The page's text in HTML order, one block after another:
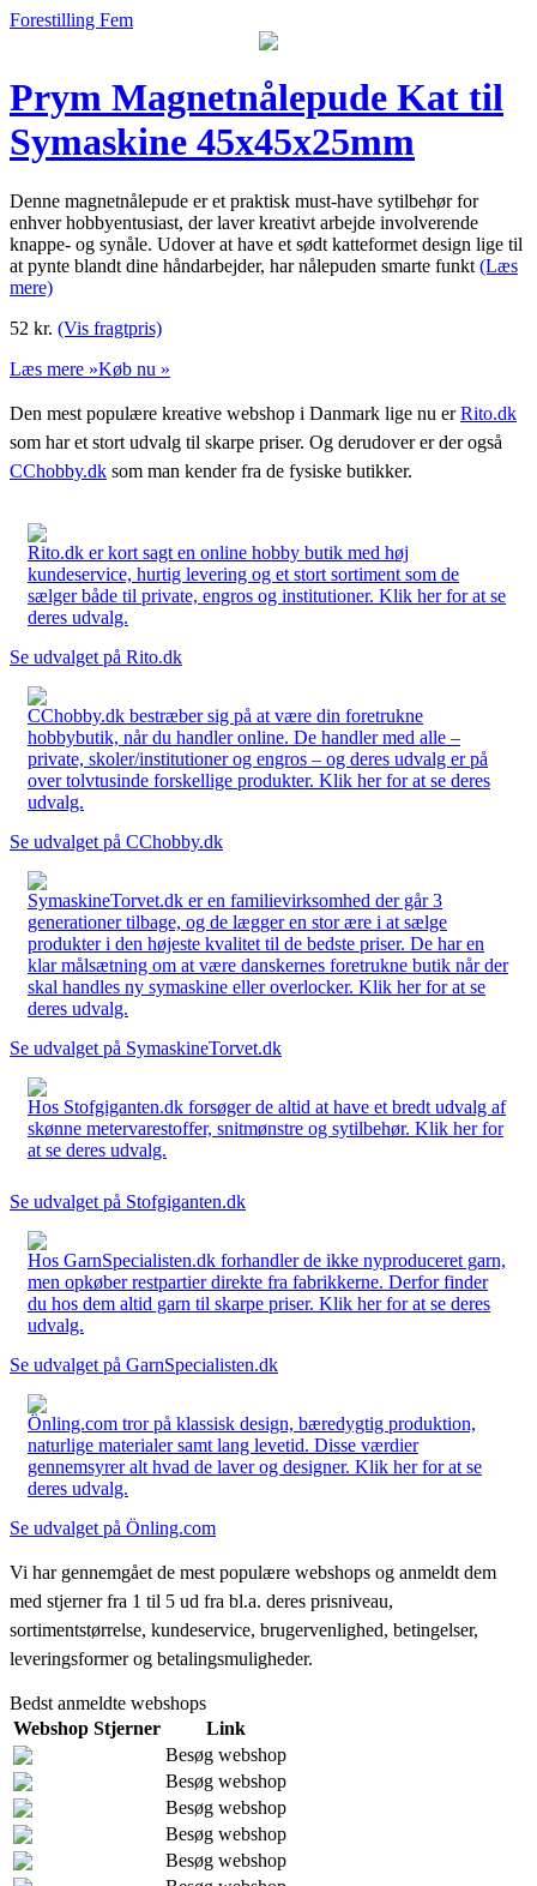
Forestilling Fem
Prym Magnetnålepude Kat til
Symaskine 45x45x25mm
Denne magnetnålepude er et praktisk must-have sytilbehør for
enhver hobbyentusiast, der laver kreativt arbejde involverende
knappe- og synåle. Udover at have et sødt katteformet design lige til
at pynte blandt dine håndarbejder, har nålepuden smarte funkt (Læs
mere)
52 kr. (Vis fragtpris)
Læs mere »Køb nu »
Den mest populære kreative webshop i Danmark lige nu erRito.dk
som har et stort udvalg til skarpe priser. Og derudover er der også
CChobby.dk som man kender fra de fysiske butikker.
Rito.dk er kort sagt en online hobby butik med høj
kundeservice, hurtig levering og et stort sortiment som de
sælger både til private, engros og institutioner. Klik her for at se
deres udvalg.
Se udvalget på Rito.dk
CChobby.dk bestræber sig på at være din foretrukne
hobbybutik, når du handler online. De handler med alle –
private, skoler/institutioner og engros – og deres udvalg er på
over tolvtusinde forskellige produkter. Klik her for at se deres
udvalg.
Se udvalget på CChobby.dk
SymaskineTorvet.dk er en familievirksomhed der går 3
generationer tilbage, og de lægger en stor ære i at sælge
produkter i den højeste kvalitet til de bedste priser. De har en
klar målsætning om at være danskernes foretrukne butik når der
skal handles ny symaskine eller overlocker. Klik her for at se
deres udvalg.
Se udvalget på SymaskineTorvet.dk
Hos Stofgiganten.dk forsøger de altid at have et bredt udvalg af
skønne metervarestoffer, snitmønstre og sytilbehør. Klik her for
at se deres udvalg.
Se udvalget på Stofgiganten.dk
Hos GarnSpecialisten.dk forhandler de ikke nyproduceret garn,
men opkøber restpartier direkte fra fabrikkerne. Derfor finder
du hos dem altid garn til skarpe priser. Klik her for at se deres
udvalg.
Se udvalget på GarnSpecialisten.dk
Önling.com tror på klassisk design, bæredygtig produktion,
naturlige materialer samt lang levetid. Disse værdier
gennemsyrer alt hvad de laver og designer. Klik her for at se
deres udvalg.
Se udvalget på Önling.com
Vi har gennemgået de mest populære webshops og anmeldt dem
med stjerner fra 1 til 5 ud fra bl.a. deres prisniveau,
sortimentstørrelse, kundeservice, brugervenlighed, betingelser,
leveringsformer og betalingsmuligheder.
Bedst anmeldte webshops
Webshop Stjerner
Link
Besøg webshop
Besøg webshop
Besøg webshop
Besøg webshop
Besøg webshop